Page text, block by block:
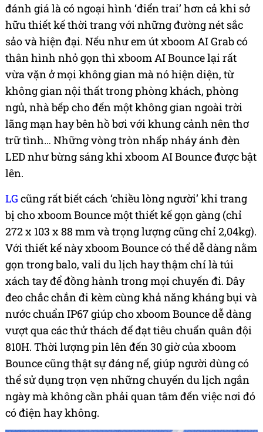
đánh giá là có ngoại hình ‘điển trai’ hơn cả khi sở
hữu thiết kế thời trang với những đường nét sắc
sảo và hiện đại. Nếu như em út xboom AI Grab có
thân hình nhỏ gọn thì xboom AI Bounce lại rất
vừa vặn ở mọi không gian mà nó hiện diện, từ
không gian nội thất trong phòng khách, phòng
ngủ, nhà bếp cho đến một không gian ngoài trời
lãng mạn hay bên hồ bơi với khung cảnh nên thơ
trữ tình… Những vòng tròn nhấp nháy ánh đèn
LED như bừng sáng khi xboom AI Bounce được bật
lên.
LG cũng rất biết cách ‘chiều lòng người’ khi trang
bị cho xboom Bounce một thiết kế gọn gàng (chỉ
272 x 103 x 88 mm và trọng lượng cũng chỉ 2,04kg).
Với thiết kế này xboom Bounce có thể dễ dàng nằm
gọn trong balo, vali du lịch hay thậm chí là túi
xách tay để đồng hành trong mọi chuyến đi. Dây
đeo chắc chắn đi kèm cùng khả năng kháng bụi và
nước chuẩn IP67 giúp cho xboom Bounce dễ dàng
vượt qua các thử thách để đạt tiêu chuẩn quân đội
810H. Thời lượng pin lên đến 30 giờ của xboom
Bounce cũng thật sự đáng nể, giúp người dùng có
thể sử dụng trọn vẹn những chuyến du lịch ngắn
ngày mà không cần phải quan tâm đến việc nơi đó
có điện hay không.